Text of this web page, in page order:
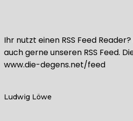
Ihr nutzt einen RSS Feed
auch gerne unseren RSS Feed.
www.die-degens.net/feed
Ludwig Löwe